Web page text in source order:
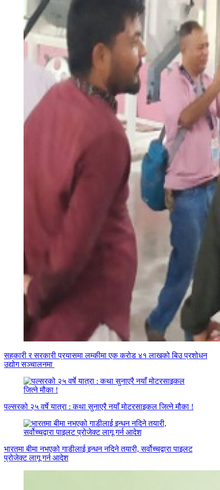
सहकारी र सरकारी प्रयासमा लम्कीमा एक करोड ४१ लाखको बिउ प्रशोधन
उद्योग सञ्चालनमा
पल्सरको २५ वर्षे यात्रा : कथा सुनाएरै नयाँ मोटरसाइकल जित्ने मौका !
भारतमा बीमा नभएको गाडीलाई इन्धन नदिने तयारी, सर्वोच्चद्वारा पाइलट
प्रोजेक्ट लागू गर्न आदेश